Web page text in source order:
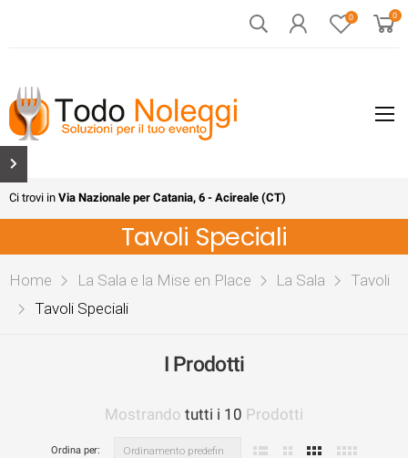
0 0
Ci trovi in Via Nazionale per Catania, 6 - Acireale (CT)
Tavoli Speciali
Home La Sala e la Mise en Place La Sala
Tavoli
Tavoli Speciali
I Prodotti
Mostrando tutti i 10 Prodotti
Ordina per: